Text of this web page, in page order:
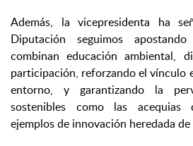
Además, la vicepresidenta ha
Diputación seguimos
combinan educación ambiental,
participación, reforzando el vínculo
entorno, y garantizando la
sostenibles como las acequias
ejemplos de innovación heredada de